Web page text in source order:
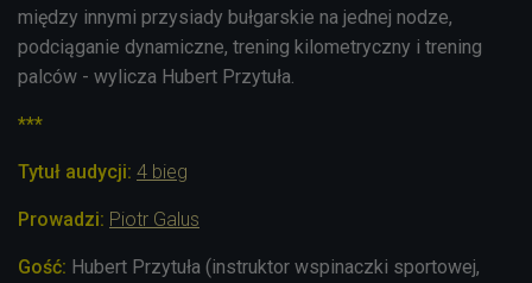
między innymi przysiady bułgarskie na jednej nodze,
podciąganie dynamiczne, trening kilometryczny i trening
palców - wylicza Hubert Przytuła.
***
Tytuł audycji: 4 bieg
Prowadzi: Piotr Galus
Gość: Hubert Przytuła (instruktor wspinaczki sportowej,